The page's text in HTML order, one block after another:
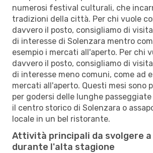
numerosi festival culturali, che
tradizioni della città. Per chi vuole
davvero il posto, consigliamo di
di interesse di Solenzara mentro
esempio i mercati all'aperto. Per chi
davvero il posto, consigliamo di
di interesse meno comuni, come ad
mercati all'aperto. Questi mesi sono
per godersi delle lunghe
il centro storico di Solenzara o
locale in un bel ristorante.
Attività principali da svolgere a
durante l'alta stagione